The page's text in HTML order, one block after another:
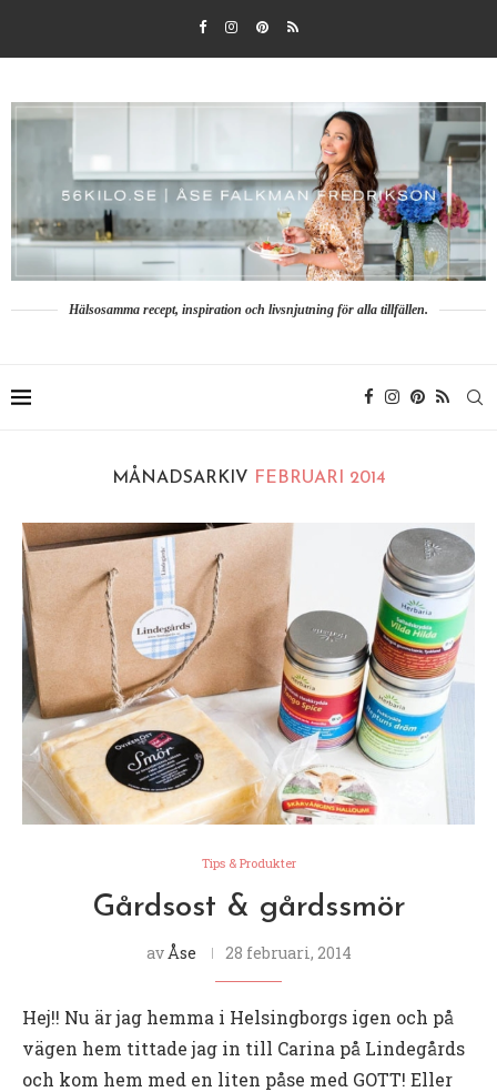
Hälsosamma recept, inspiration och livsnjutning för alla tillfällen.
MÅNADSARKIV FEBRUARI 2014
Tips & Produkter
Gårdsost & gårdssmör
av Åse 28 februari, 2014
Hej!! Nu är jag hemma i Helsingborgs igen och på
vägen hem tittade jag in till Carina på Lindegårds
och kom hem med en liten påse med GOTT! Eller